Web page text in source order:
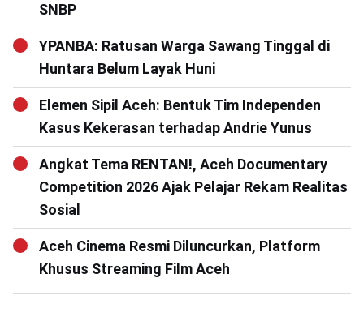
SNBP
YPANBA: Ratusan Warga Sawang Tinggal di
Huntara Belum Layak Huni
Elemen Sipil Aceh: Bentuk Tim Independen
Kasus Kekerasan terhadap Andrie Yunus
Angkat Tema RENTAN!, Aceh Documentary
Competition 2026 Ajak Pelajar Rekam Realitas
Sosial
Aceh Cinema Resmi Diluncurkan, Platform
Khusus Streaming Film Aceh